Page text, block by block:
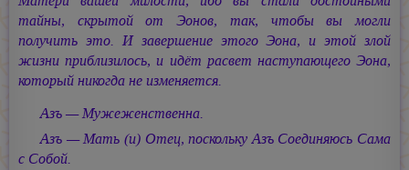
тайны, скрытой от Эонов, так, чтобы вы могли
получить это. И завершение этого Эона, и этой злой
жизни приблизилось, и идёт расвет наступающего Эона,
который никогда не изменяется.
Азъ — Мужеженственна.
Азъ — Мать (и) Отец, поскольку Азъ Соединяюсь Сама
с Собой.